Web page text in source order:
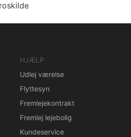
HJÆLP
Udlej værelse
Flyttesyn
Fremlejekontrakt
Fremlej lejebolig
Kundeservice